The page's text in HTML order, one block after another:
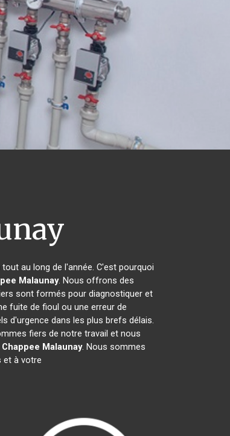
au long de l'année. C'est pourquoi
Malaunay. Nous offrons des
sont formés pour diagnostiquer et
fuite de fioul ou une erreur de
d'urgence dans les plus brefs délais.
fiers de notre travail et nous
Malaunay. Nous sommes
et à votre